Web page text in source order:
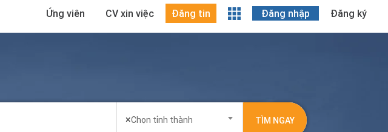
Ứng viên CV xin việc Đăng tin Đăng nhập Đăng ký
×Chọn tỉnh thành TÌM NGAY